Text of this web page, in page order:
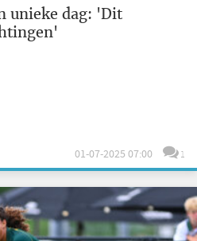
unieke dag: 'Dit
01-07-2025 07:00 1